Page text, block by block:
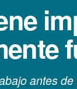
antes